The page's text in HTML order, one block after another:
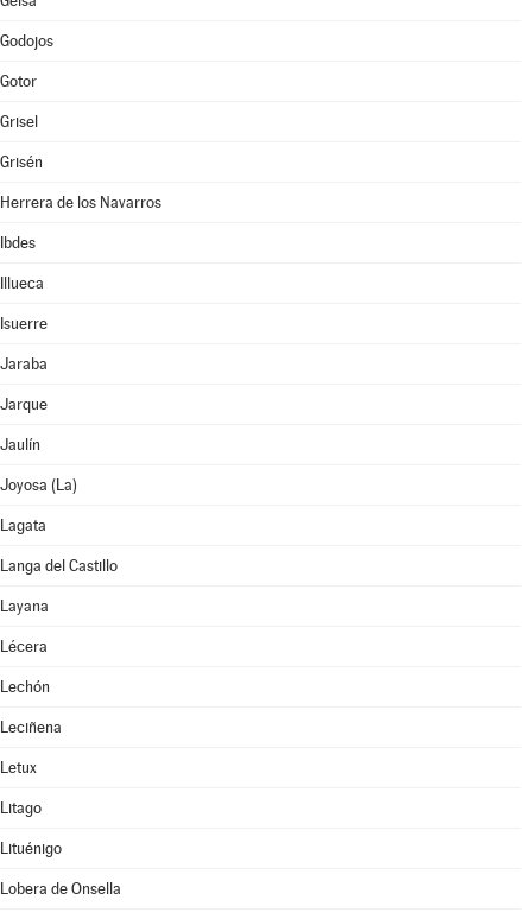
Godojos
Gotor
Grisel
Grisén
Herrera de los Navarros
Ibdes
Illueca
Isuerre
Jaraba
Jarque
Jaulín
Joyosa (La)
Lagata
Langa del Castillo
Layana
Lécera
Lechón
Leciñena
Letux
Litago
Lituénigo
Lobera de Onsella